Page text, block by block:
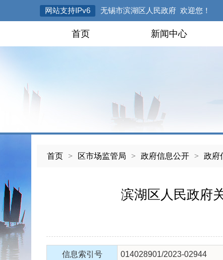
网站支持IPv6 无锡市滨湖区人民政府 欢迎您！
首页 新闻中心
首页 > 区市场监管局 > 政府信息公开 > 政府
滨湖区人民政府
信息索引号 014028901/2023-02944